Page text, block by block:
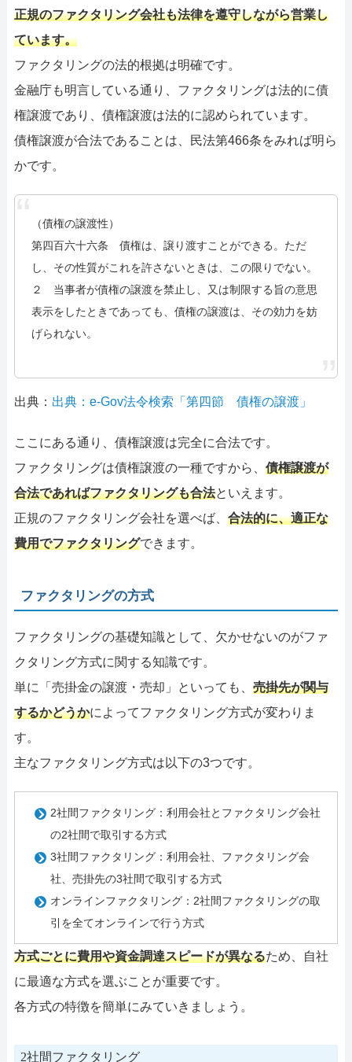
正規のファクタリング会社も法律を遵守しながら営業し
ています。
ファクタリングの法的根拠は明確です。
金融庁も明言している通り、ファクタリングは法的に債
権譲渡であり、債権譲渡は法的に認められています。
債権譲渡が合法であることは、民法第466条をみれば明ら
かです。
（債権の譲渡性）
第四百六十六条 債権は、譲り渡すことができる。ただ
し、その性質がこれを許さないときは、この限りでない。
２ 当事者が債権の譲渡を禁止し、又は制限する旨の意思
表示をしたときであっても、債権の譲渡は、その効力を妨
げられない。
出典： 出典：e-Gov法令検索「第四節 債権の譲渡」
ここにある通り、債権譲渡は完全に合法です。
ファクタリングは債権譲渡の一種ですから、 債権譲渡が
合法であればファクタリングも合法といえます。
正規のファクタリング会社を選べば、 合法的に、適正な
費用でファクタリングできます。
ファクタリングの方式
ファクタリングの基礎知識として、欠かせないのがファ
クタリング方式に関する知識です。
単に「売掛金の譲渡・売却」といっても、 売掛先が関与
するかどうかによってファクタリング方式が変わりま
す。
主なファクタリング方式は以下の3つです。
2社間ファクタリング：利用会社とファクタリング会社
の2社間で取引する方式
3社間ファクタリング：利用会社、ファクタリング会
社、売掛先の3社間で取引する方式
オンラインファクタリング：2社間ファクタリングの取
引を全てオンラインで行う方式
方式ごとに費用や資金調達スピードが異なるため、自社
に最適な方式を選ぶことが重要です。
各方式の特徴を簡単にみていきましょう。
2社間ファクタリング